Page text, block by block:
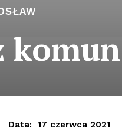
Data: 17 czerwca 2021